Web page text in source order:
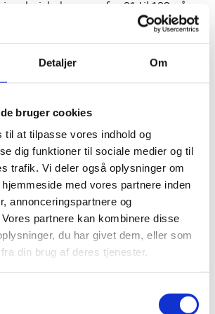
Detaljer Om
bruger cookies
til at tilpasse vores indhold og
dig funktioner til sociale medier og til
trafik. Vi deler også oplysninger om
med vores partnere inden
annonceringspartnere og
partnere kan kombinere disse
du har givet dem, eller som
din brug af deres tjenester.
og fra 31 til 132 på
som ofte kan anvendes meget
daginstitutioner eller i
Vi er glade for at få bekræftet, at
på grund af et solidt
for eksempel kommuner og sygehuse
Endnu mere motiverende er det,
vilje til at styrke vores
forskning. Den
for gennem uddannelse at
der skaber velfærd,
udvikling i samfundet, siger
formand for Danske
af at gennemføre praksisnære